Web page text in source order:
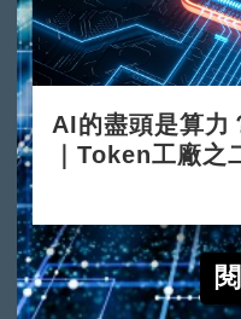
AI的盡頭是算力
｜Token工廠之